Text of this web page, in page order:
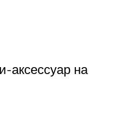
аксессуар на